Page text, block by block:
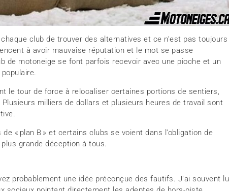
club de trouver des alternatives et ce n’est pas toujours
à avoir mauvaise réputation et le mot se passe
de motoneige se font parfois recevoir avec une pioche et un
le tour de force à relocaliser certaines portions de sentiers,
milliers de dollars et plusieurs heures de travail sont
« plan B » et certains clubs se voient dans l’obligation de
grande déception à tous.
probablement une idée préconçue des fautifs. J’ai souvent lu